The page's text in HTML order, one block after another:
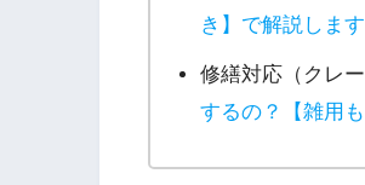
き】で解説します
修繕対応（クレ
するの？【雑用も